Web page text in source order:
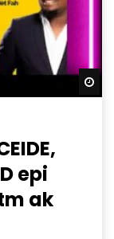
epi
ak